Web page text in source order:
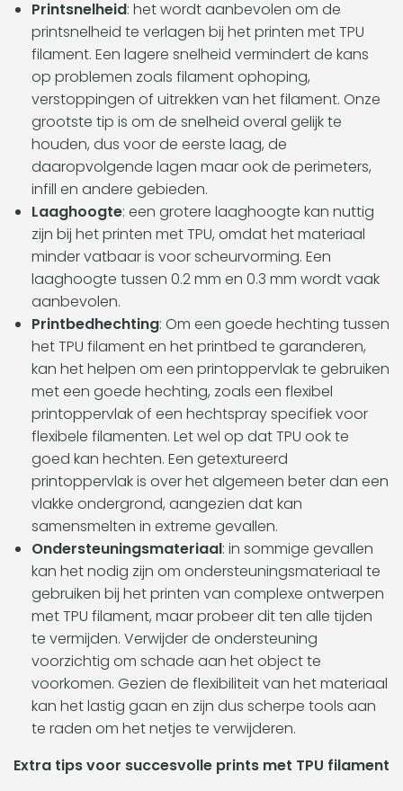
Printsnelheid: het wordt aanbevolen om de
printsnelheid te verlagen bij het printen met TPU
filament. Een lagere snelheid vermindert de kans
op problemen zoals filament ophoping,
verstoppingen of uitrekken van het filament. Onze
grootste tip is om de snelheid overal gelijk te
houden, dus voor de eerste laag, de
daaropvolgende lagen maar ook de perimeters,
infill en andere gebieden.
Laaghoogte: een grotere laaghoogte kan nuttig
zijn bij het printen met TPU, omdat het materiaal
minder vatbaar is voor scheurvorming. Een
laaghoogte tussen 0.2 mm en 0.3 mm wordt vaak
aanbevolen.
Printbedhechting: Om een goede hechting tussen
het TPU filament en het printbed te garanderen,
kan het helpen om een printoppervlak te gebruiken
met een goede hechting, zoals een flexibel
printoppervlak of een hechtspray specifiek voor
flexibele filamenten. Let wel op dat TPU ook te
goed kan hechten. Een getextureerd
printoppervlak is over het algemeen beter dan een
vlakke ondergrond, aangezien dat kan
samensmelten in extreme gevallen.
Ondersteuningsmateriaal: in sommige gevallen
kan het nodig zijn om ondersteuningsmateriaal te
gebruiken bij het printen van complexe ontwerpen
met TPU filament, maar probeer dit ten alle tijden
te vermijden. Verwijder de ondersteuning
voorzichtig om schade aan het object te
voorkomen. Gezien de flexibiliteit van het materiaal
kan het lastig gaan en zijn dus scherpe tools aan
te raden om het netjes te verwijderen.
Extra tips voor succesvolle prints met TPU filament